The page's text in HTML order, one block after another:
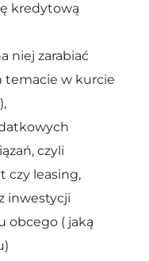
kredytową
niej zarabiać
temacie w kurcie
czyli
czy leasing,
inwestycji
obcego ( jaką